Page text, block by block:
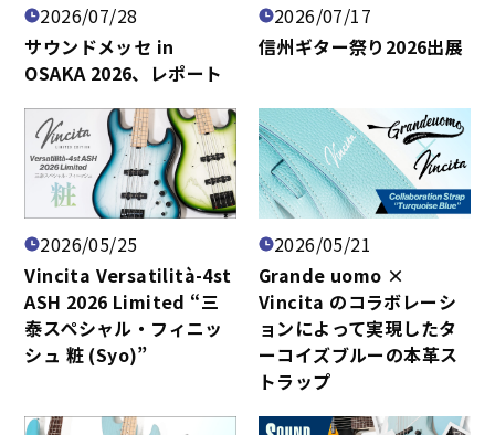
2026/07/28
サウンドメッセ in
OSAKA 2026、レポート
2026/07/17
​信州ギター祭り2026出展
2026/05/25
Vincita Versatilità-4st
ASH 2026 Limited “三
泰スペシャル・フィニッ
シュ 粧 (Syo)”
2026/05/21
Grande uomo ×
Vincita のコラボレーシ
ョンによって実現したタ
ーコイズブルーの本革ス
トラップ